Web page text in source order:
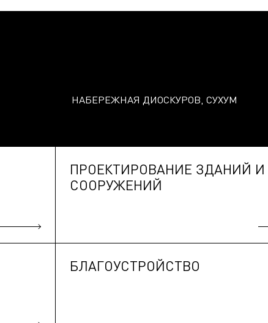
НАБЕРЕЖНАЯ ДИОСКУРОВ, СУХУМ
ПРОЕКТИРОВАНИЕ ЗДАНИЙ И
СООРУЖЕНИЙ
БЛАГОУСТРОЙСТВО